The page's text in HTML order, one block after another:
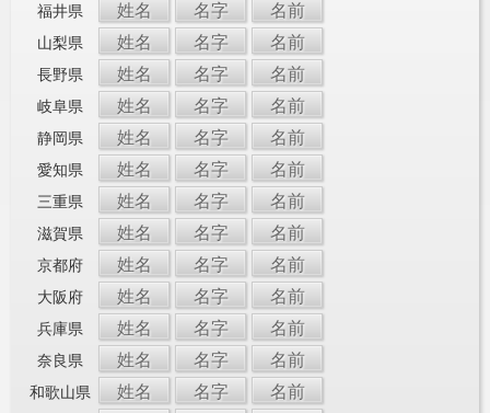
福井県 姓名 名字 名前
山梨県 姓名 名字 名前
長野県 姓名 名字 名前
岐阜県 姓名 名字 名前
静岡県 姓名 名字 名前
愛知県 姓名 名字 名前
三重県 姓名 名字 名前
滋賀県 姓名 名字 名前
京都府 姓名 名字 名前
大阪府 姓名 名字 名前
兵庫県 姓名 名字 名前
奈良県 姓名 名字 名前
和歌山県 姓名 名字 名前